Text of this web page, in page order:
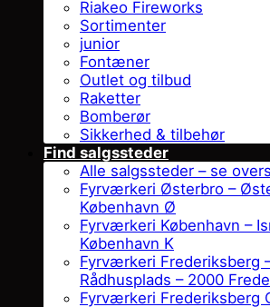
Riakeo Fireworks
Sortimenter
junior
Fontæner
Outlet og tilbud
Raketter
Bomberør
Sikkerhed & tilbehør
Find salgssteder
Alle salgssteder – se
Fyrværkeri Østerbro –
København Ø
Fyrværkeri København –
København K
Fyrværkeri Frederiksberg
Rådhusplads – 2000
Fyrværkeri Frederiksberg